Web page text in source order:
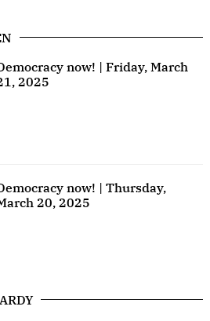
now! | Friday, March
2025
now! | Thursday,
20, 2025